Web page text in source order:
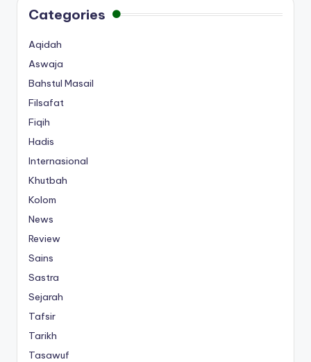
Categories
Aqidah
Aswaja
Bahstul Masail
Filsafat
Fiqih
Hadis
Internasional
Khutbah
Kolom
News
Review
Sains
Sastra
Sejarah
Tafsir
Tarikh
Tasawuf